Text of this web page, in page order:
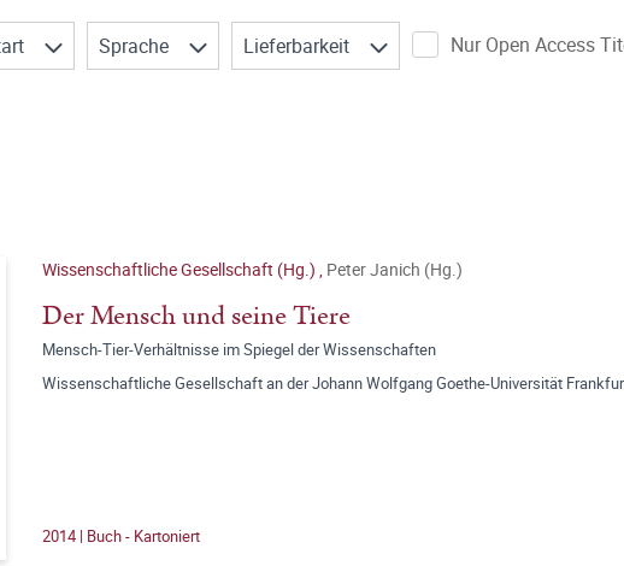
Sprache Lieferbarkeit Nur Open Access
Wissenschaftliche Gesellschaft (Hg.) , Peter Janich (Hg.)
Der Mensch und seine Tiere
Mensch-Tier-Verhältnisse im Spiegel der Wissenschaften
Wissenschaftliche Gesellschaft an der Johann Wolfgang Goethe-Universität
2014 | Buch - Kartoniert